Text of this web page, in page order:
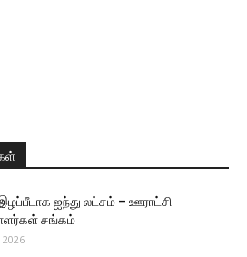
ஐந்து லட்சம் – ஊராட்சி
சங்கம்
2026